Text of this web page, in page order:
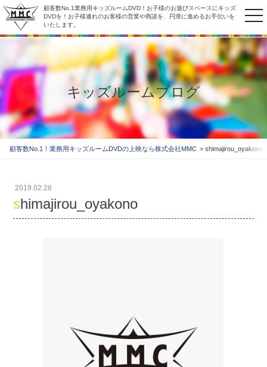
顧客数No.1業務用キッズルームDVD！お子様のお遊びスペースにキッズ
DVDを！お子様連れのお客様の営業や商談を、円滑に進めるお手伝いを
いたします。
キッズルームブログ
顧客数No.1！業務用キッズルームDVDの上映なら株式会社MMC shimajirou_oyakono
2019.02.28
shimajirou_oyakono